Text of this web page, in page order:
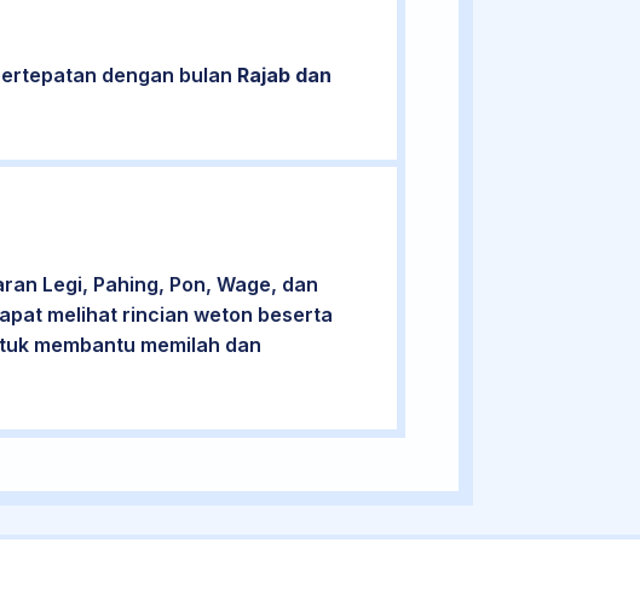
dengan bulan Rajab dan
Legi, Pahing, Pon, Wage, dan
melihat rincian weton beserta
membantu memilah dan